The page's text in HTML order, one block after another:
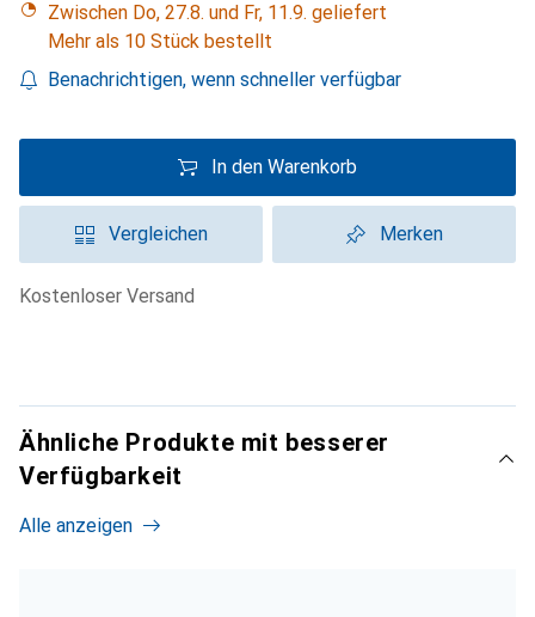
Zwischen Do, 27.8. und Fr, 11.9. geliefert
Mehr als 10 Stück bestellt
Benachrichtigen, wenn schneller verfügbar
In den Warenkorb
Vergleichen Merken
kostenloser Versand
Ähnliche Produkte mit besserer
Verfügbarkeit
Alle anzeigen